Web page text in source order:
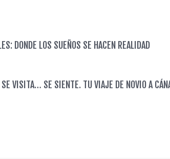
DONDE LOS SUEÑOS SE HACEN REALIDAD
SE VISITA… SE SIENTE. TU VIAJE DE NOVIO A